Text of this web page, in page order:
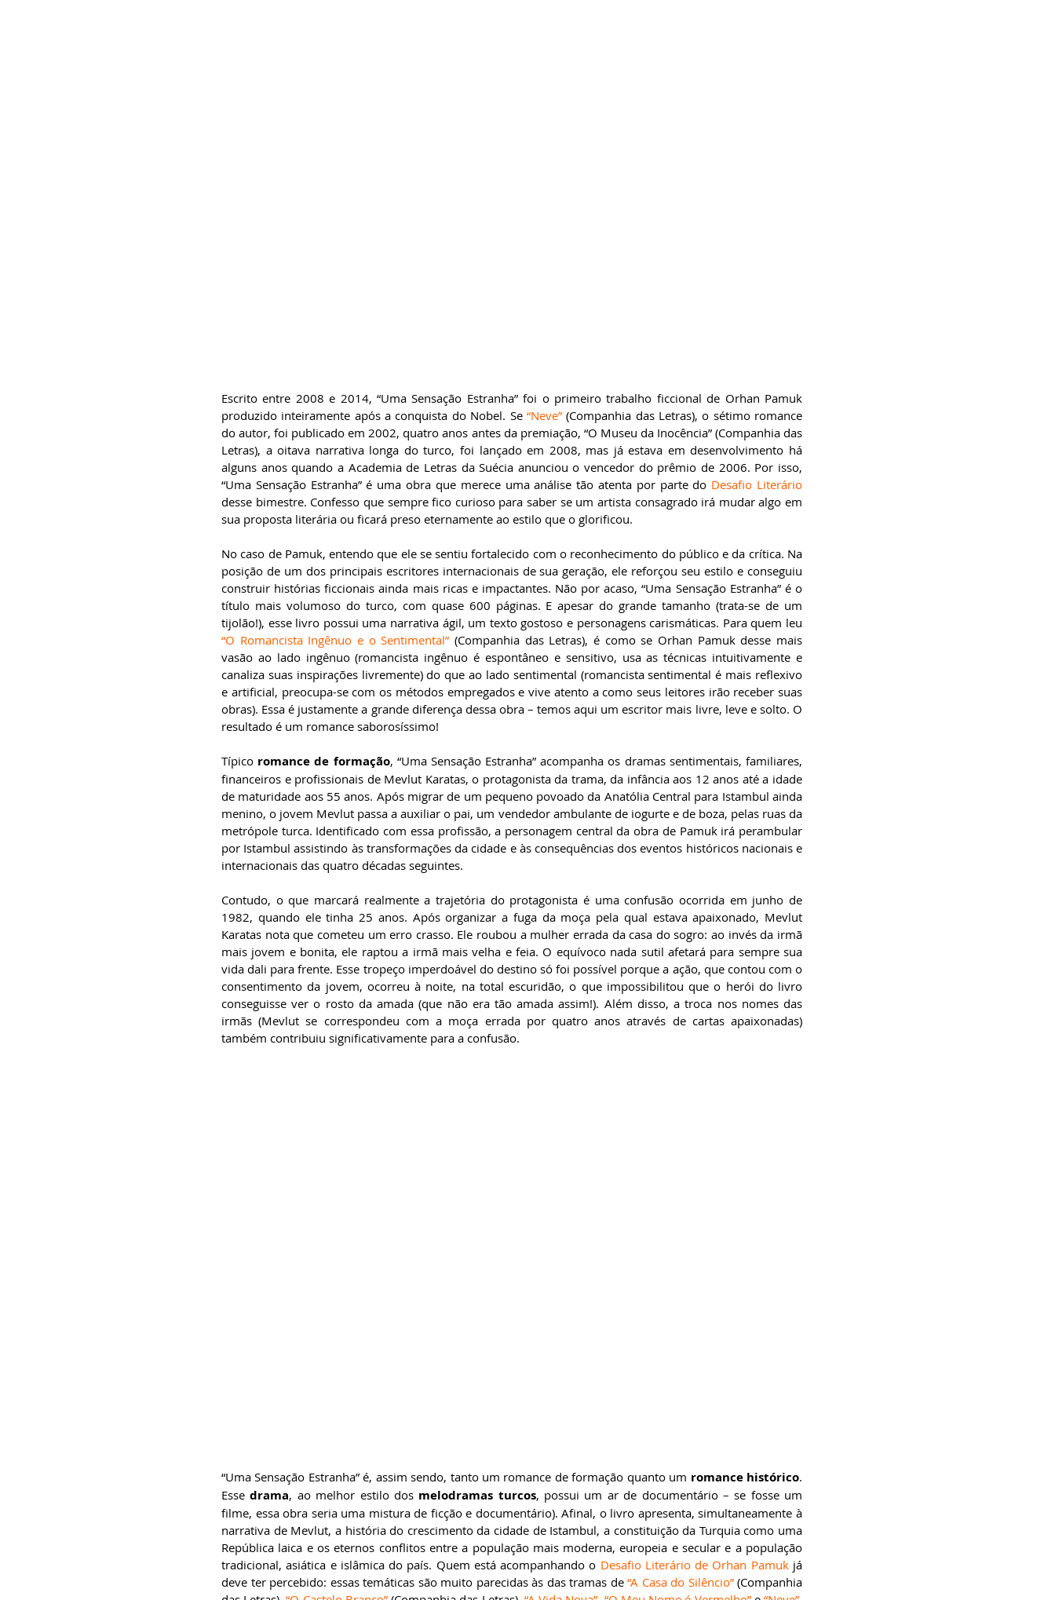
Escrito entre 2008 e 2014, “Uma Sensação Estranha” foi o primeiro trabalho ficcional de Orhan Pamuk
produzido inteiramente após a conquista do Nobel. Se “Neve” (Companhia das Letras), o sétimo romance
do autor, foi publicado em 2002, quatro anos antes da premiação, “O Museu da Inocência” (Companhia das
Letras), a oitava narrativa longa do turco, foi lançado em 2008, mas já estava em desenvolvimento há
alguns anos quando a Academia de Letras da Suécia anunciou o vencedor do prêmio de 2006. Por isso,
“Uma Sensação Estranha” é uma obra que merece uma análise tão atenta por parte do Desafio Literário
desse bimestre. Confesso que sempre fico curioso para saber se um artista consagrado irá mudar algo em
sua proposta literária ou ficará preso eternamente ao estilo que o glorificou.
No caso de Pamuk, entendo que ele se sentiu fortalecido com o reconhecimento do público e da crítica. Na
posição de um dos principais escritores internacionais de sua geração, ele reforçou seu estilo e conseguiu
construir histórias ficcionais ainda mais ricas e impactantes. Não por acaso, “Uma Sensação Estranha” é o
título mais volumoso do turco, com quase 600 páginas. E apesar do grande tamanho (trata-se de um
“O Romancista Ingênuo e o Sentimental” (Companhia das Letras), é como se Orhan Pamuk desse mais
vasão ao lado ingênuo (romancista ingênuo é espontâneo e sensitivo, usa as técnicas intuitivamente e
canaliza suas inspirações livremente) do que ao lado sentimental (romancista sentimental é mais reflexivo
e artificial, preocupa-se com os métodos empregados e vive atento a como seus leitores irão receber suas
obras). Essa é justamente a grande diferença dessa obra – temos aqui um escritor mais livre, leve e solto. O
resultado é um romance saborosíssimo!
Típico romance de formação, “Uma Sensação Estranha” acompanha os dramas sentimentais, familiares,
financeiros e profissionais de Mevlut Karatas, o protagonista da trama, da infância aos 12 anos até a idade
de maturidade aos 55 anos. Após migrar de um pequeno povoado da Anatólia Central para Istambul ainda
menino, o jovem Mevlut passa a auxiliar o pai, um vendedor ambulante de iogurte e de boza, pelas ruas da
metrópole turca. Identificado com essa profissão, a personagem central da obra de Pamuk irá perambular
por Istambul assistindo às transformações da cidade e às consequências dos eventos históricos nacionais e
internacionais das quatro décadas seguintes.
Contudo, o que marcará realmente a trajetória do protagonista é uma confusão ocorrida em junho de
1982, quando ele tinha 25 anos. Após organizar a fuga da moça pela qual estava apaixonado, Mevlut
Karatas nota que cometeu um erro crasso. Ele roubou a mulher errada da casa do sogro: ao invés da irmã
mais jovem e bonita, ele raptou a irmã mais velha e feia. O equívoco nada sutil afetará para sempre sua
vida dali para frente. Esse tropeço imperdoável do destino só foi possível porque a ação, que contou com o
consentimento da jovem, ocorreu à noite, na total escuridão, o que impossibilitou que o herói do livro
conseguisse ver o rosto da amada (que não era tão amada assim!). Além disso, a troca nos nomes das
irmãs (Mevlut se correspondeu com a moça errada por quatro anos através de cartas apaixonadas)
também contribuiu significativamente para a confusão.
“Uma Sensação Estranha” é, assim sendo, tanto um romance de formação quanto um romance histórico.
Esse drama, ao melhor estilo dos melodramas turcos, possui um ar de documentário – se fosse um
filme, essa obra seria uma mistura de ficção e documentário). Afinal, o livro apresenta, simultaneamente à
narrativa de Mevlut, a história do crescimento da cidade de Istambul, a constituição da Turquia como uma
República laica e os eternos conflitos entre a população mais moderna, europeia e secular e a população
tradicional, asiática e islâmica do país. Quem está acompanhando o Desafio Literário de Orhan Pamuk já
deve ter percebido: essas temáticas são muito parecidas às das tramas de “A Casa do Silêncio” (Companhia